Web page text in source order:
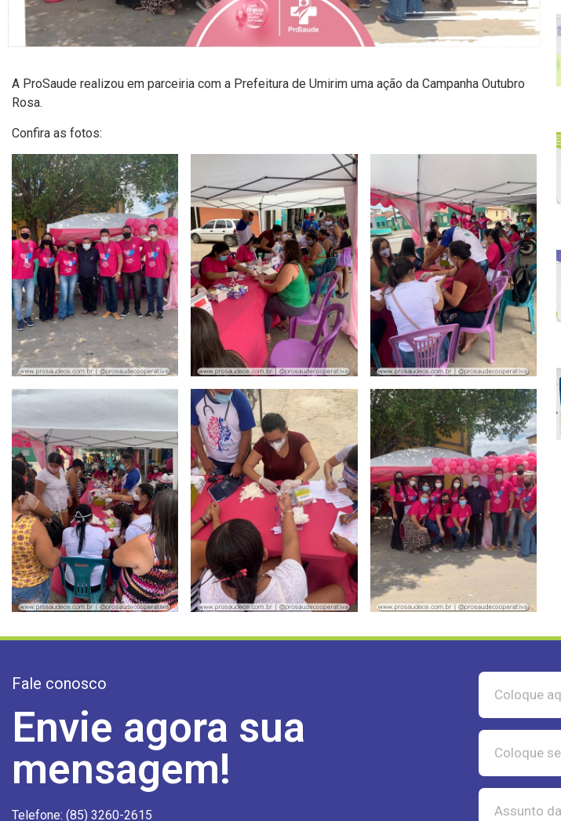
A ProSaude realizou em parceiria com a Prefeitura de Umirim uma ação da Campanha Outubro
Rosa.
Confira as fotos:
Fale conosco
Envie agora sua
mensagem!
Telefone: (85) 3260-2615